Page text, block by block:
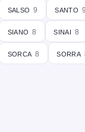
salso 9 santo 9
siano 8 sinai 8
sorca 8 sorra